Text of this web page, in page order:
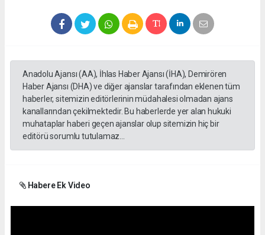
Anadolu Ajansı (AA), İhlas Haber Ajansı (İHA), Demirören
Haber Ajansı (DHA) ve diğer ajanslar tarafından eklenen tüm
haberler, sitemizin editörlerinin müdahalesi olmadan ajans
kanallarından çekilmektedir. Bu haberlerde yer alan hukuki
muhataplar haberi geçen ajanslar olup sitemizin hiç bir
editörü sorumlu tutulamaz...
Habere Ek Video